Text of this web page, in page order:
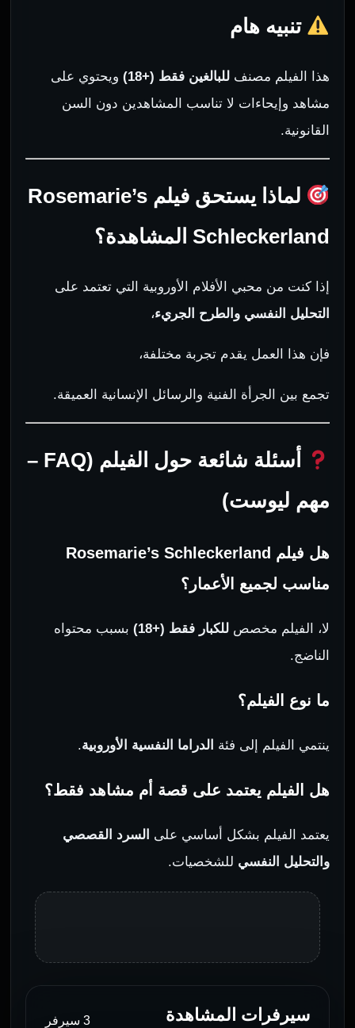
تنبيه هام
هذا الفيلم مصنفللبالغين فقط (+18)
ويحتوي على
مشاهد وإيحاءات لا تناسب المشاهدين دون السن
القانونية.
لماذا يستحق فيلم Rosemarie’s
Schleckerland المشاهدة؟
إذا كنت من محبي الأفلام الأوروبية التي تعتمد على
التحليل النفسي والطرح الجريء،
فإن هذا العمل يقدم تجربة مختلفة،
تجمع بين الجرأة الفنية والرسائل الإنسانية العميقة.
أسئلة شائعة حول الفيلم (FAQ –
مهم ليوست)
هل فيلم Rosemarie’s Schleckerland
مناسب لجميع الأعمار؟
لا، الفيلم مخصصللكبار فقط (+18)
بسبب محتواه
الناضج.
ما نوع الفيلم؟
ينتمي الفيلم إلى فئة الدراما النفسية الأوروبية.
هل الفيلم يعتمد على قصة أم مشاهد فقط؟
يعتمد الفيلم بشكل أساسي على السرد القصصي
والتحليل النفسي للشخصيات.
سيرفرات المشاهدة 3 سيرفر